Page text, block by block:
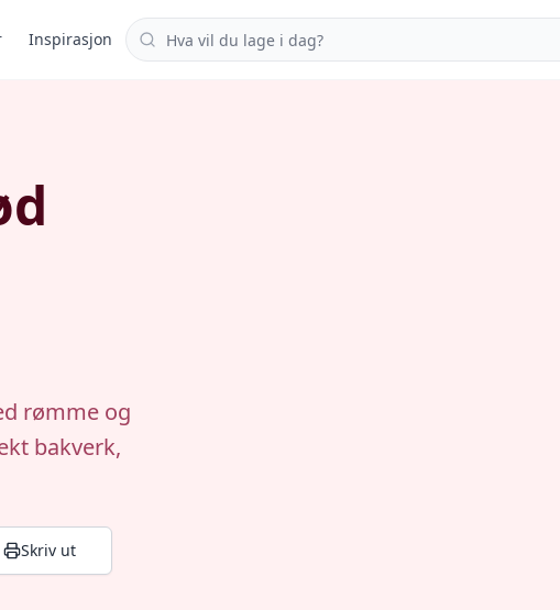
Inspirasjon Søk i oppskrifter
rømme og
bakverk,
Skriv ut